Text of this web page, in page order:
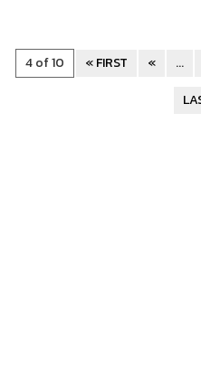
4 of 10 « FIRST « ...